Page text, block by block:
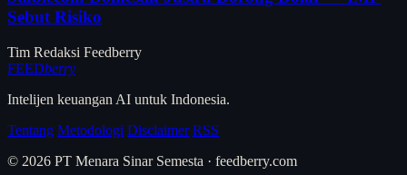
Sebut Risiko
Tim Redaksi Feedberry
FEEDberry
Intelijen keuangan AI untuk Indonesia.
Tentang Metodologi Disclaimer RSS
© 2026 PT Menara Sinar Semesta · feedberry.com